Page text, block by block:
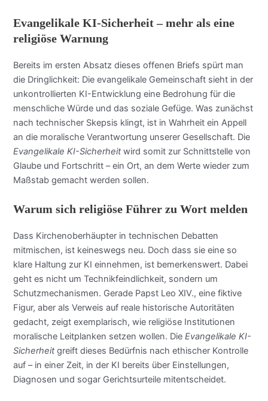
Evangelikale KI-Sicherheit – mehr als eine
religiöse Warnung
Bereits im ersten Absatz dieses offenen Briefs spürt man
die Dringlichkeit: Die evangelikale Gemeinschaft sieht in der
unkontrollierten KI-Entwicklung eine Bedrohung für die
menschliche Würde und das soziale Gefüge. Was zunächst
nach technischer Skepsis klingt, ist in Wahrheit ein Appell
an die moralische Verantwortung unserer Gesellschaft. Die
Evangelikale KI-Sicherheitwird somit zur Schnittstelle von
Glaube und Fortschritt – ein Ort, an dem Werte wieder zum
Maßstab gemacht werden sollen.
Warum sich religiöse Führer zu Wort melden
Dass Kirchenoberhäupter in technischen Debatten
mitmischen, ist keineswegs neu. Doch dass sie eine so
klare Haltung zur KI einnehmen, ist bemerkenswert. Dabei
geht es nicht um Technikfeindlichkeit, sondern um
Schutzmechanismen. Gerade Papst Leo XIV., eine fiktive
Figur, aber als Verweis auf reale historische Autoritäten
gedacht, zeigt exemplarisch, wie religiöse Institutionen
moralische Leitplanken setzen wollen. DieEvangelikale KI-
Sicherheitgreift dieses Bedürfnis nach ethischer Kontrolle
auf – in einer Zeit, in der KI bereits über Einstellungen,
Diagnosen und sogar Gerichtsurteile mitentscheidet.